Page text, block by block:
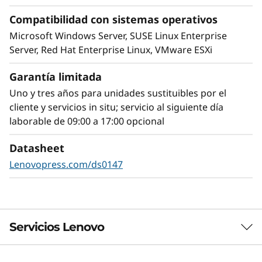
Gestión sencilla y seguridad
usar. XClarity permite una visión centralizada y
basada en datos de las operaciones del centro
Compatibilidad con sistemas operativos
Microsoft Windows Server, SUSE Linux Enterprise
Server, Red Hat Enterprise Linux, VMware ESXi
Garantía limitada
Uno y tres años para unidades sustituibles por el
cliente y servicios in situ; servicio al siguiente día
laborable de 09:00 a 17:00 opcional
Datasheet
Lenovopress.com/ds0147
Servicios Lenovo